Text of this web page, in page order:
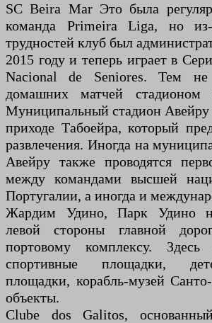
SC Beira Mar Это была
команда Primeira Liga, но из-
трудностей клуб был
2015 году и теперь играет в
Nacional de Seniores. Тем
домашних матчей стадионом
Муниципальный стадион Авейру
приходе Табоейра, который
развлечения. Иногда на
Авейру также проводятся
между командами высшей
Португалии, а иногда и
Жардим Удино, Парк Удино
левой стороны главной
портовому комплексу.
спортивные площадки,
площадки, корабль-музей
объекты.
Clube dos Galitos,